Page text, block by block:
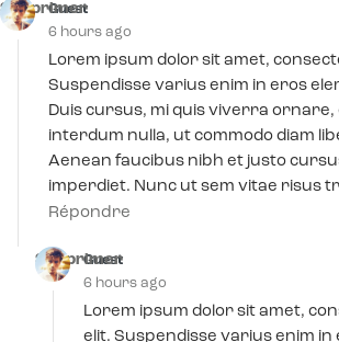
Guest
6 hours ago
Supprimer
Lorem ipsum dolor sit amet,
Suspendisse varius enim in eros
Duis cursus, mi quis viverra ornare,
interdum nulla, ut commodo diam
Aenean faucibus nibh et justo
imperdiet. Nunc ut sem vitae risus
Répondre
Guest
6 hours ago
Supprimer
Lorem ipsum dolor sit amet,
elit. Suspendisse varius enim